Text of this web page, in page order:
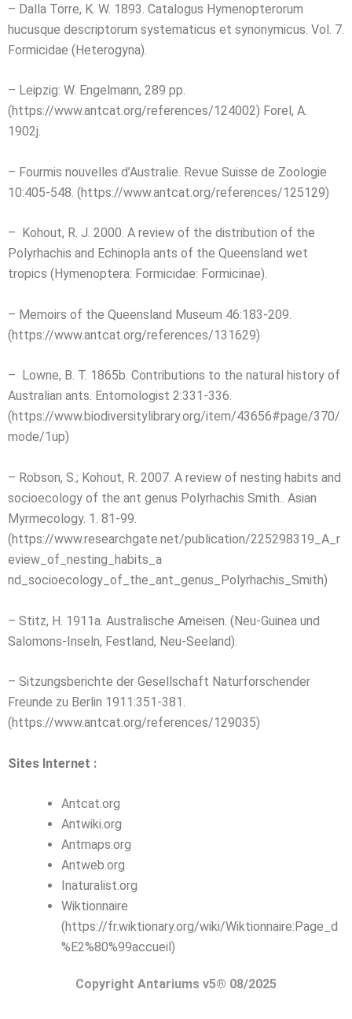
– Dalla Torre, K. W. 1893. Catalogus Hymenopterorum
hucusque descriptorum systematicus et synonymicus. Vol. 7.
Formicidae (Heterogyna).
– Leipzig: W. Engelmann, 289 pp.
(https://www.antcat.org/references/124002) Forel, A.
1902j.
– Fourmis nouvelles d’Australie. Revue Suisse de Zoologie
10:405-548. (https://www.antcat.org/references/125129)
– Kohout, R. J. 2000. A review of the distribution of the
Polyrhachis and Echinopla ants of the Queensland wet
tropics (Hymenoptera: Formicidae: Formicinae).
– Memoirs of the Queensland Museum 46:183-209.
(https://www.antcat.org/references/131629)
– Lowne, B. T. 1865b. Contributions to the natural history of
Australian ants. Entomologist 2:331-336.
(https://www.biodiversitylibrary.org/item/43656#page/370/
mode/1up)
– Robson, S.; Kohout, R. 2007. A review of nesting habits and
socioecology of the ant genus Polyrhachis Smith.. Asian
Myrmecology. 1. 81-99.
(https://www.researchgate.net/publication/225298319_A_r
eview_of_nesting_habits_a
nd_socioecology_of_the_ant_genus_Polyrhachis_Smith)
– Stitz, H. 1911a. Australische Ameisen. (Neu-Guinea und
Salomons-Inseln, Festland, Neu-Seeland).
– Sitzungsberichte der Gesellschaft Naturforschender
Freunde zu Berlin 1911:351-381.
(https://www.antcat.org/references/129035)
Sites Internet :
Antcat.org
Antwiki.org
Antmaps.org
Antweb.org
Inaturalist.org
Wiktionnaire
(https://fr.wiktionary.org/wiki/Wiktionnaire:Page_d
%E2%80%99accueil)
Copyright Antariums v5® 08/2025